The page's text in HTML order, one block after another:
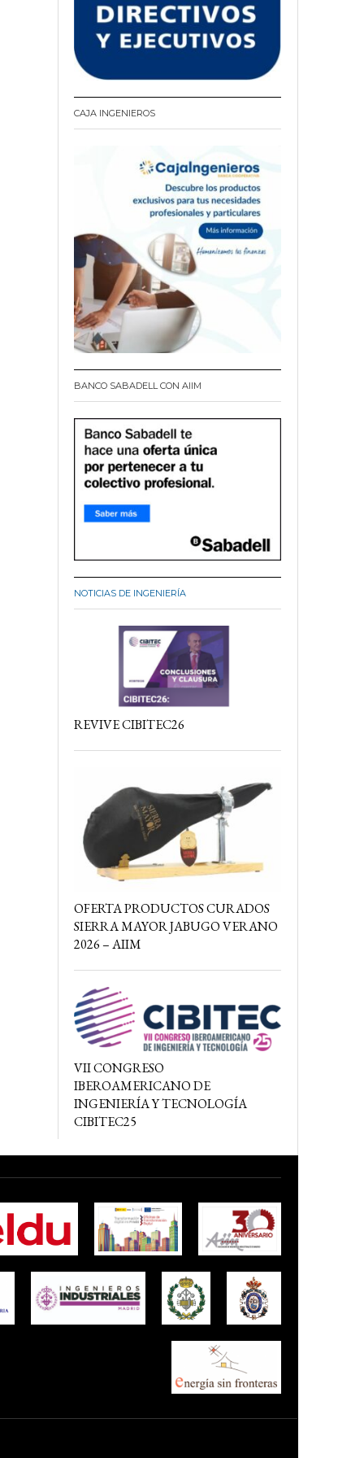
CAJA INGENIEROS
BANCO SABADELL CON AIIM
NOTICIAS DE INGENIERÍA
REVIVE CIBITEC26
OFERTA PRODUCTOS CURADOS
SIERRA MAYOR JABUGO VERANO
2026 – AIIM
VII CONGRESO
IBEROAMERICANO DE
INGENIERÍA Y TECNOLOGÍA
CIBITEC25